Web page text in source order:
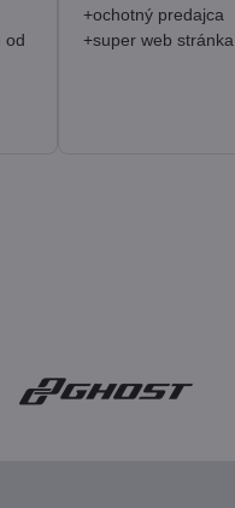
od
+ochotný predajca
+super web stránka